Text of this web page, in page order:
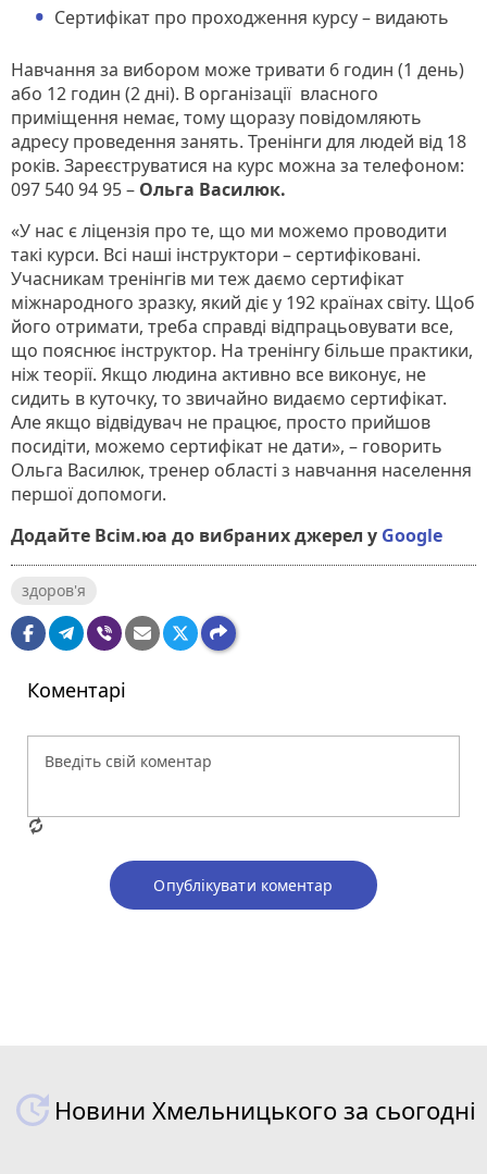
Сертифікат про проходження курсу – видають
Навчання за вибором може тривати 6 годин (1 день)
або 12 годин (2 дні). В організації власного
приміщення немає, тому щоразу повідомляють
адресу проведення занять. Тренінги для людей від 18
років. Зареєструватися на курс можна за телефоном:
097 540 94 95 – Ольга Василюк.
«У нас є ліцензія про те, що ми можемо проводити
такі курси. Всі наші інструктори – сертифіковані.
Учасникам тренінгів ми теж даємо сертифікат
міжнародного зразку, який діє у 192 країнах світу. Щоб
його отримати, треба справді відпрацьовувати все,
що пояснює інструктор. На тренінгу більше практики,
ніж теорії. Якщо людина активно все виконує, не
сидить в куточку, то звичайно видаємо сертифікат.
Але якщо відвідувач не працює, просто прийшов
посидіти, можемо сертифікат не дати», – говорить
Ольга Василюк, тренер області з навчання населення
першої допомоги.
Додайте Всім.юа до вибраних джерел у Google
здоров'я
Коментарі
Опублікувати коментар
Новини Хмельницького за сьогодні